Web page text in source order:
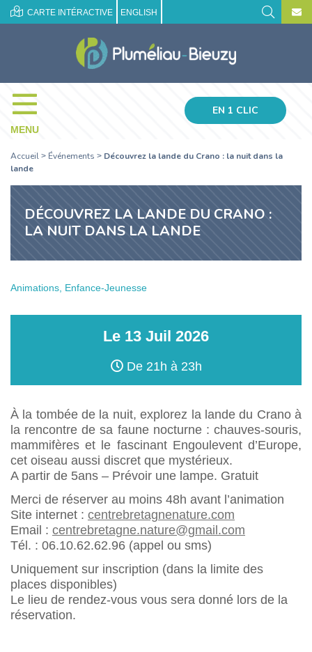
CARTE INTÉRACTIVE ENGLISH
MENU
EN 1 CLIC
Accueil > Événements > Découvrez la lande du Crano : la nuit dans la
lande
DÉCOUVREZ LA LANDE DU CRANO :
LA NUIT DANS LA LANDE
Animations, Enfance-Jeunesse
Le 13 Juil 2026
De 21h à 23h
À la tombée de la nuit, explorez la lande du Crano à
la rencontre de sa faune nocturne : chauves-souris,
mammifères et le fascinant Engoulevent d’Europe,
cet oiseau aussi discret que mystérieux.
A partir de 5ans – Prévoir une lampe. Gratuit
Merci de réserver au moins 48h avant l’animation
Site internet : centrebretagnenature.com
Email : centrebretagne.nature@gmail.com
Tél. : 06.10.62.62.96 (appel ou sms)
Uniquement sur inscription (dans la limite des
places disponibles)
Le lieu de rendez-vous vous sera donné lors de la
réservation.